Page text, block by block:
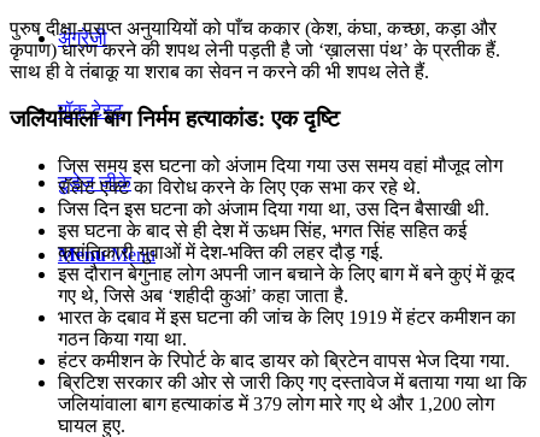
अंग्रेजी
मॉक टेस्ट
टुडेज जीके
Menu Menu
पुरुष दीक्षा-प्राप्त अनुयायियों को पाँच ककार (केश, कंघा, कच्छा, कड़ा और
कृपाण) धारण करने की शपथ लेनी पड़ती है जो ‘ख़ालसा पंथ’ के प्रतीक हैं.
साथ ही वे तंबाकू या शराब का सेवन न करने की भी शपथ लेते हैं.
जलियांवाला बाग निर्मम हत्याकांड: एक दृष्टि
जिस समय इस घटना को अंजाम दिया गया उस समय वहां मौजूद लोग
रॉलेट एक्ट का विरोध करने के लिए एक सभा कर रहे थे.
जिस दिन इस घटना को अंजाम दिया गया था, उस दिन बैसाखी थी.
इस घटना के बाद से ही देश में ऊधम सिंह, भगत सिंह सहित कई
क्रांतिकारी युवाओं में देश-भक्ति की लहर दौड़ गई.
इस दौरान बेगुनाह लोग अपनी जान बचाने के लिए बाग में बने कुएं में कूद
गए थे, जिसे अब ‘शहीदी कुआं’ कहा जाता है.
भारत के दबाव में इस घटना की जांच के लिए 1919 में हंटर कमीशन का
गठन किया गया था.
हंटर कमीशन के रिपोर्ट के बाद डायर को ब्रिटेन वापस भेज दिया गया.
ब्रिटिश सरकार की ओर से जारी किए गए दस्तावेज में बताया गया था कि
जलियांवाला बाग हत्याकांड में 379 लोग मारे गए थे और 1,200 लोग
घायल हुए.